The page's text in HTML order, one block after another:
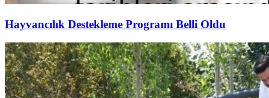
Hayvancılık Destekleme Programı Belli Oldu